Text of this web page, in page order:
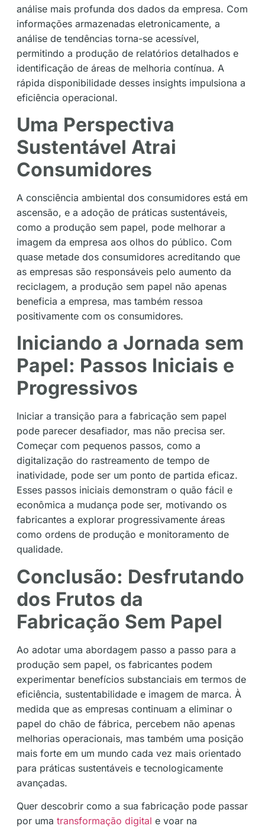
análise mais profunda dos dados da empresa. Com
informações armazenadas eletronicamente, a
análise de tendências torna-se acessível,
permitindo a produção de relatórios detalhados e
identificação de áreas de melhoria contínua. A
rápida disponibilidade desses insights impulsiona a
eficiência operacional.
Uma Perspectiva
Sustentável Atrai
Consumidores
A consciência ambiental dos consumidores está em
ascensão, e a adoção de práticas sustentáveis,
como a produção sem papel, pode melhorar a
imagem da empresa aos olhos do público. Com
quase metade dos consumidores acreditando que
as empresas são responsáveis pelo aumento da
reciclagem, a produção sem papel não apenas
beneficia a empresa, mas também ressoa
positivamente com os consumidores.
Iniciando a Jornada sem
Papel: Passos Iniciais e
Progressivos
Iniciar a transição para a fabricação sem papel
pode parecer desafiador, mas não precisa ser.
Começar com pequenos passos, como a
digitalização do rastreamento de tempo de
inatividade, pode ser um ponto de partida eficaz.
Esses passos iniciais demonstram o quão fácil e
econômica a mudança pode ser, motivando os
fabricantes a explorar progressivamente áreas
como ordens de produção e monitoramento de
qualidade.
Conclusão: Desfrutando
dos Frutos da
Fabricação Sem Papel
Ao adotar uma abordagem passo a passo para a
produção sem papel, os fabricantes podem
experimentar benefícios substanciais em termos de
eficiência, sustentabilidade e imagem de marca. À
medida que as empresas continuam a eliminar o
papel do chão de fábrica, percebem não apenas
melhorias operacionais, mas também uma posição
mais forte em um mundo cada vez mais orientado
para práticas sustentáveis e tecnologicamente
avançadas.
Quer descobrir como a sua fabricação pode passar
por uma transformação digital e voar na